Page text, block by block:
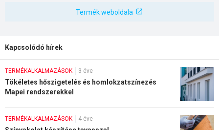
Termék weboldala
Kapcsolódó hírek
TERMÉKALKALMAZÁSOK 3 éve
Tökéletes hőszigetelés és homlokzatszínezés
Mapei rendszerekkel
TERMÉKALKALMAZÁSOK 4 éve